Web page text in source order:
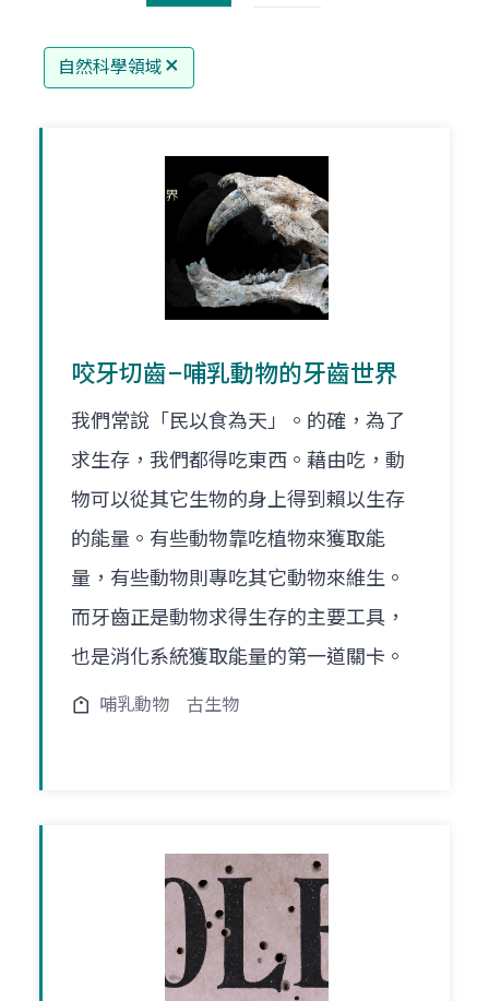
自然科學領域
咬牙切齒–哺乳動物的牙齒世界
我們常說「民以食為天」。的確，為了
求生存，我們都得吃東西。藉由吃，動
物可以從其它生物的身上得到賴以生存
的能量。有些動物靠吃植物來獲取能
量，有些動物則專吃其它動物來維生。
而牙齒正是動物求得生存的主要工具，
也是消化系統獲取能量的第一道關卡。
哺乳動物 古生物